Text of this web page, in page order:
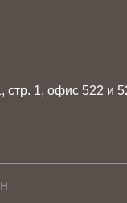
стр. 1, офис 522 и